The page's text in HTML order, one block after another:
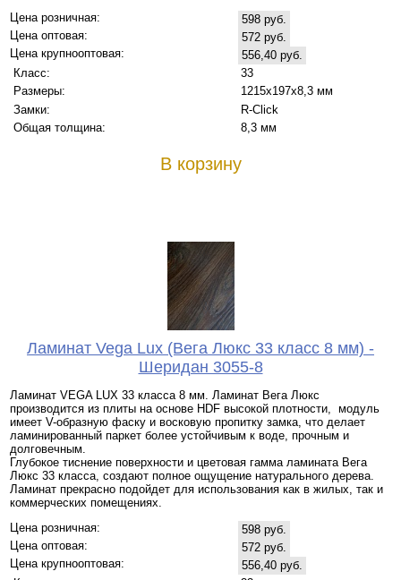
Цена розничная:
598 руб.
Цена оптовая:
572 руб.
Цена крупнооптовая:
556,40 руб.
Класс:
33
Размеры:
1215х197х8,3 мм
Замки:
R-Click
Общая толщина:
8,3 мм
В корзину
Ламинат Vega Lux (Вега Люкс 33 класс 8 мм) -
Шеридан 3055-8
Ламинат VEGA LUX 33 класса 8 мм. Ламинат Вега Люкс
производится из плиты на основе HDF высокой плотности, модуль
имеет V-образную фаску и восковую пропитку замка, что делает
ламинированный паркет более устойчивым к воде, прочным и
долговечным.
Глубокое тиснение поверхности и цветовая гамма ламината Вега
Люкс 33 класса, создают полное ощущение натурального дерева.
Ламинат прекрасно подойдет для использования как в жилых, так и
коммерческих помещениях.
Цена розничная:
598 руб.
Цена оптовая:
572 руб.
Цена крупнооптовая:
556,40 руб.